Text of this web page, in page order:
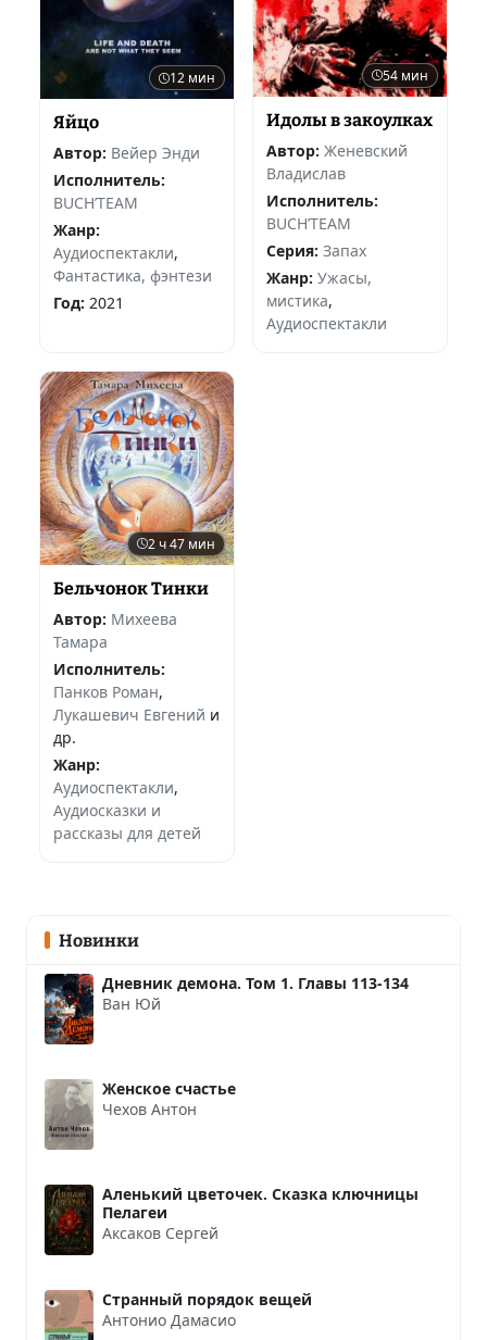
12 мин
Яйцо
Автор: Вейер Энди
Исполнитель:
BUCH’TEAM
Жанр:
Аудиоспектакли,
Фантастика, фэнтези
Год: 2021
54 мин
Идолы в закоулках
Автор: Женевский
Владислав
Исполнитель:
BUCH’TEAM
Серия: Запах
Жанр: Ужасы,
мистика,
Аудиоспектакли
2 ч 47 мин
Бельчонок Тинки
Автор: Михеева
Тамара
Исполнитель:
Панков Роман,
Лукашевич Евгений и
др.
Жанр:
Аудиоспектакли,
Аудиосказки и
рассказы для детей
Новинки
Дневник демона. Том 1. Главы 113-134
Ван Юй
Женское счастье
Чехов Антон
Аленький цветочек. Сказка ключницы
Пелагеи
Аксаков Сергей
Странный порядок вещей
Антонио Дамасио